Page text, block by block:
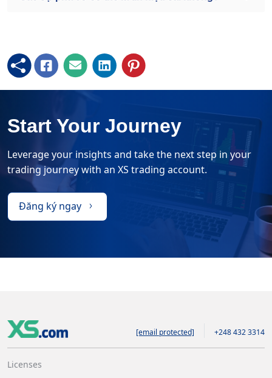
Start Your Journey
Leverage your insights and take the next step in your
trading journey with an XS trading account.
Đăng ký ngay
[email protected] +248 432 3314
Licenses